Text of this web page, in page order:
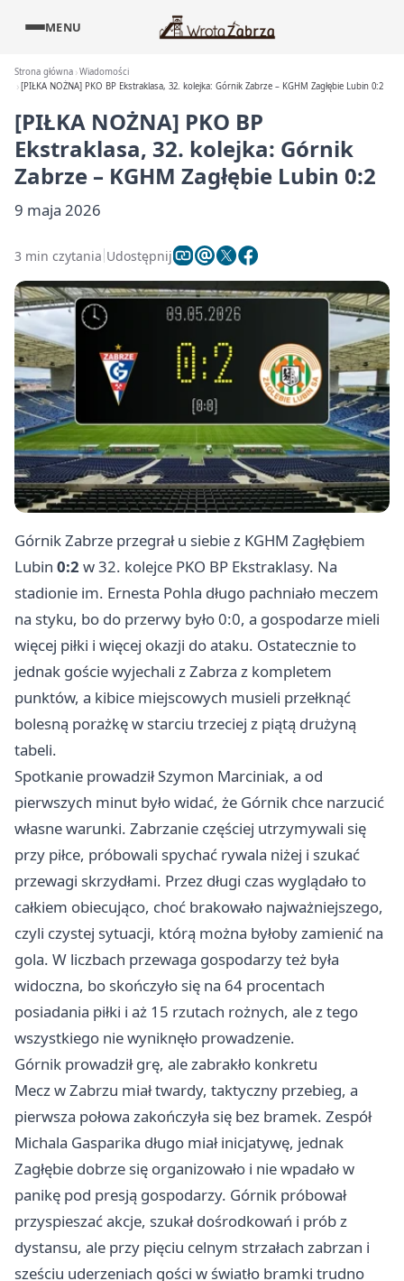
MENU
Strona główna Wiadomości
[PIŁKA NOŻNA] PKO BP Ekstraklasa, 32. kolejka: Górnik Zabrze – KGHM Zagłębie Lubin 0:2
[PIŁKA NOŻNA] PKO BP
Ekstraklasa, 32. kolejka: Górnik
Zabrze – KGHM Zagłębie Lubin 0:2
9 maja 2026
3 min czytania Udostępnij
Górnik Zabrze przegrał u siebie z KGHM Zagłębiem
Lubin 0:2 w 32. kolejce PKO BP Ekstraklasy. Na
stadionie im. Ernesta Pohla długo pachniało meczem
na styku, bo do przerwy było 0:0, a gospodarze mieli
więcej piłki i więcej okazji do ataku. Ostatecznie to
jednak goście wyjechali z Zabrza z kompletem
punktów, a kibice miejscowych musieli przełknąć
bolesną porażkę w starciu trzeciej z piątą drużyną
tabeli.
Spotkanie prowadził Szymon Marciniak, a od
pierwszych minut było widać, że Górnik chce narzucić
własne warunki. Zabrzanie częściej utrzymywali się
przy piłce, próbowali spychać rywala niżej i szukać
przewagi skrzydłami. Przez długi czas wyglądało to
całkiem obiecująco, choć brakowało najważniejszego,
czyli czystej sytuacji, którą można byłoby zamienić na
gola. W liczbach przewaga gospodarzy też była
widoczna, bo skończyło się na 64 procentach
posiadania piłki i aż 15 rzutach rożnych, ale z tego
wszystkiego nie wyniknęło prowadzenie.
Górnik prowadził grę, ale zabrakło konkretu
Mecz w Zabrzu miał twardy, taktyczny przebieg, a
pierwsza połowa zakończyła się bez bramek. Zespół
Michala Gasparika długo miał inicjatywę, jednak
Zagłębie dobrze się organizowało i nie wpadało w
panikę pod presją gospodarzy. Górnik próbował
przyspieszać akcje, szukał dośrodkowań i prób z
dystansu, ale przy pięciu celnym strzałach zabrzan i
sześciu uderzeniach gości w światło bramki trudno